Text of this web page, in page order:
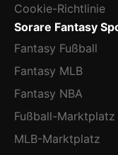
Cookie-Richtlinie
Sorare Fantasy
Fantasy Fußball
Fantasy MLB
Fantasy NBA
Fußball-Marktplatz
MLB-Marktplatz